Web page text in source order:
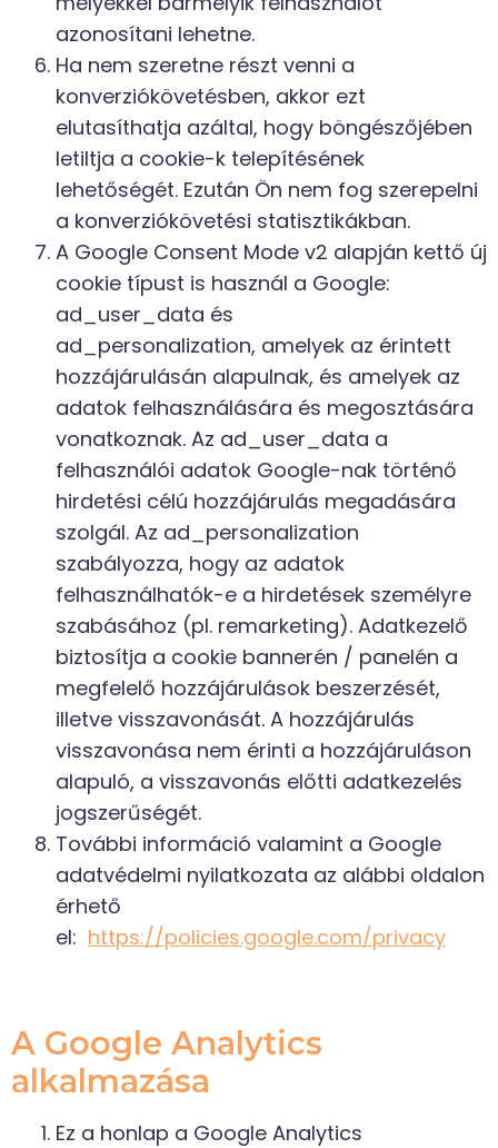
azonosítani lehetne.
Ha nem szeretne részt venni a
konverziókövetésben, akkor ezt
elutasíthatja azáltal, hogy böngészőjében
letiltja a cookie-k telepítésének
lehetőségét. Ezután Ön nem fog szerepelni
a konverziókövetési statisztikákban.
A Google Consent Mode v2 alapján kettő új
cookie típust is használ a Google:
ad_user_data és
ad_personalization, amelyek az érintett
hozzájárulásán alapulnak, és amelyek az
adatok felhasználására és megosztására
vonatkoznak. Az ad_user_data a
felhasználói adatok Google-nak történő
hirdetési célú hozzájárulás megadására
szolgál. Az ad_personalization
szabályozza, hogy az adatok
felhasználhatók-e a hirdetések személyre
szabásához (pl. remarketing). Adatkezelő
biztosítja a cookie bannerén / panelén a
megfelelő hozzájárulások beszerzését,
illetve visszavonását. A hozzájárulás
visszavonása nem érinti a hozzájáruláson
alapuló, a visszavonás előtti adatkezelés
jogszerűségét.
További információ valamint a Google
adatvédelmi nyilatkozata az alábbi oldalon
érhető
el: https://policies.google.com/privacy
A Google Analytics
alkalmazása
Ez a honlap a Google Analytics